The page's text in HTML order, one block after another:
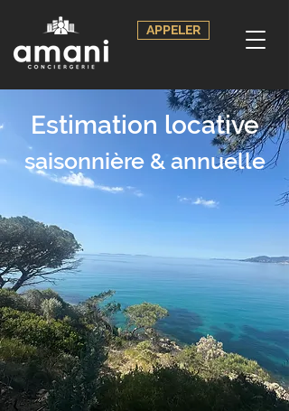
APPELER
Estimation locative
saisonnière & annuelle